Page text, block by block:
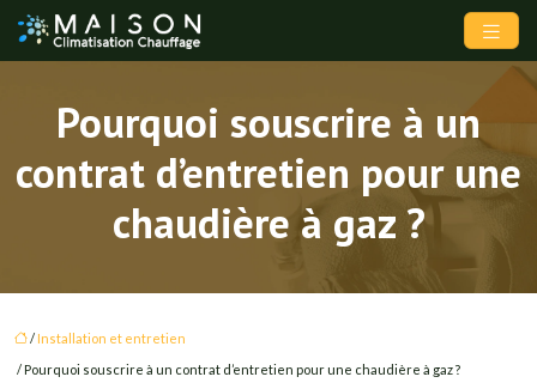
Pourquoi souscrire à un
contrat d’entretien pour une
chaudière à gaz ?
/ Installation et entretien
/ Pourquoi souscrire à un contrat d’entretien pour une chaudière à gaz ?